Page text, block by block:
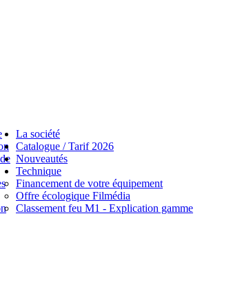
La société
Catalogue / Tarif 2026
Nouveautés
Technique
Financement de votre équipement
Offre écologique Filmédia
Classement feu M1 - Explication gamme